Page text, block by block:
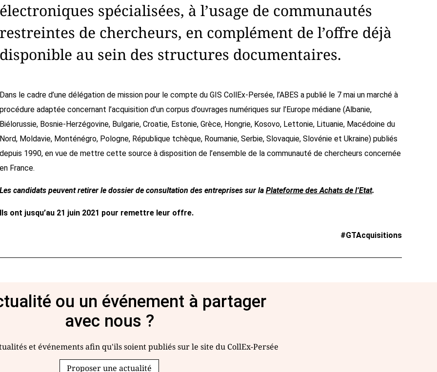
électroniques spécialisées, à l’usage de communautés
restreintes de chercheurs, en complément de l’offre déjà
disponible au sein des structures documentaires.
Dans le cadre d’une délégation de mission pour le compte du GIS CollEx-Persée, l’ABES a publié le 7 mai un marché à
procédure adaptée concernant l’acquisition d’un corpus d’ouvrages numériques sur l’Europe médiane (Albanie,
Biélorussie, Bosnie-Herzégovine, Bulgarie, Croatie, Estonie, Grèce, Hongrie, Kosovo, Lettonie, Lituanie, Macédoine du
Nord, Moldavie, Monténégro, Pologne, République tchèque, Roumanie, Serbie, Slovaquie, Slovénie et Ukraine) publiés
depuis 1990, en vue de mettre cette source à disposition de l’ensemble de la communauté de chercheurs concernée
en France.
Les candidats peuvent retirer le dossier de consultation des entreprises sur la Plateforme des Achats de l’Etat.
Ils ont jusqu’au 21 juin 2021 pour remettre leur offre.
#GTAcquisitions
ou un événement à partager
avec nous ?
et événements afin qu'ils soient publiés sur le site du CollEx-Persée
Proposer une actualité